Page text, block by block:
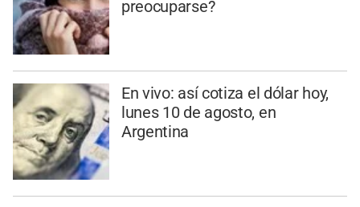
preocuparse?
En vivo: así cotiza el dólar hoy,
lunes 10 de agosto, en
Argentina